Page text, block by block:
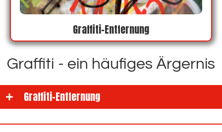
Graffiti-Entfernung
Graffiti - ein häufiges Ärgernis
Graffiti-Entfernung